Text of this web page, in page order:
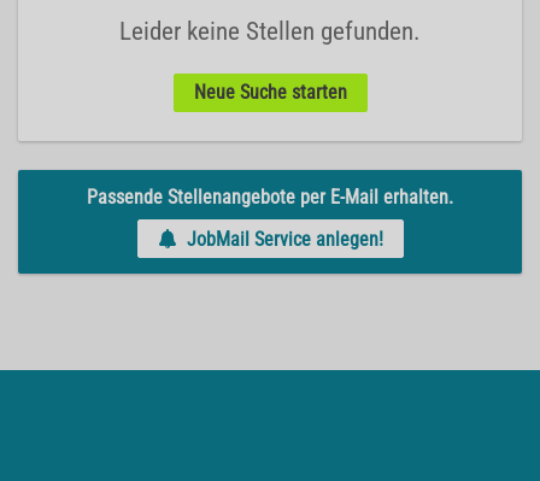
Leider keine Stellen gefunden.
Neue Suche starten
Passende Stellenangebote per E-Mail erhalten.
JobMail Service anlegen!